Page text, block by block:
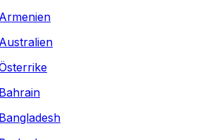
Armenien
Australien
Bahrain
Bangladesh